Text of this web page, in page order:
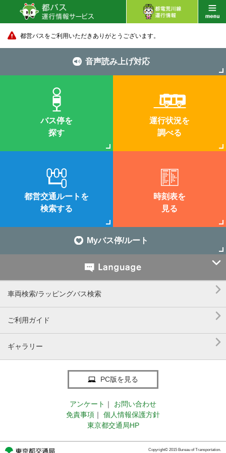
都営バスをご利用いただきありがとうございます。
音声読み上げ対応
バス停を
探す
運行状況を
調べる
都営交通ルートを
検索する
時刻表を
見る
Myバス停/ルート

車両検索/ラッピングバス検索 
ご利用ガイド 
ギャラリー 
PC版を見る
アンケート ｜
お問い合わせ
免責事項 ｜
個人情報保護方針
東京都交通局HP
Copyright© 2015 Bureau of Transportation.